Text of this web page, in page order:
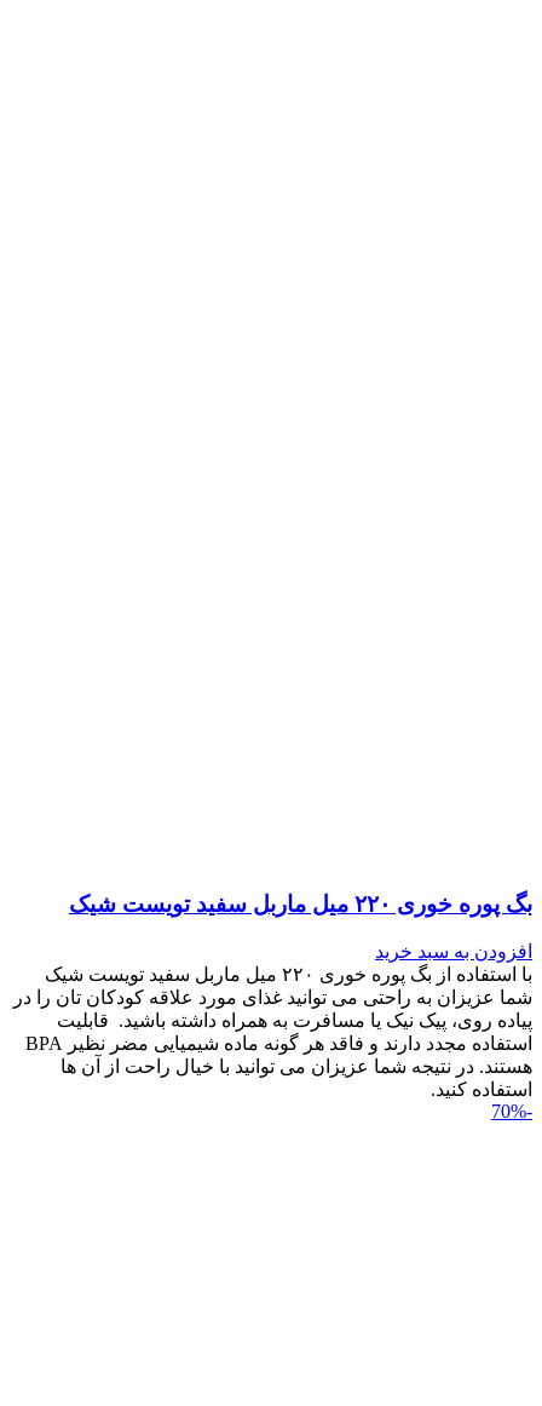
بگ پوره خوری ۲۲۰ میل ماربل سفید تویست شیک
افزودن به سبد خرید
با استفاده از بگ پوره خوری ۲۲۰ میل ماربل سفید تویست شیک
شما عزیزان به راحتی می توانید غذای مورد علاقه کودکان تان را در
پیاده روی، پیک نیک یا مسافرت به همراه داشته باشید. قابلیت
استفاده مجدد دارند و فاقد هر گونه ماده شیمیایی مضر نظیر BPA
هستند. در نتیجه شما عزیزان می توانید با خیال راحت از آن ها
استفاده کنید.
-70%